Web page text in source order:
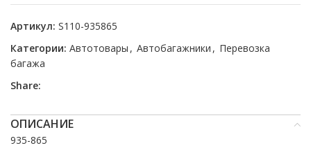
Артикул: S110-935865
Категории: Автотовары , Автобагажники , Перевозка
багажа
Share:
ОПИСАНИЕ
935-865